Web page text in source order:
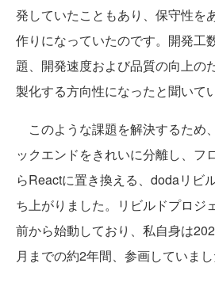
発していたこともあり、保守性を
作りになっていたのです。開発工
題、開発速度および品質の向上の
製化する方向性になったと聞いて
このような課題を解決するため
ックエンドをきれいに分離し、フ
らReactに置き換える、dodaリビ
ち上がりました。リビルドプロジ
前から始動しており、私自身は
月までの約2年間、参画していまし